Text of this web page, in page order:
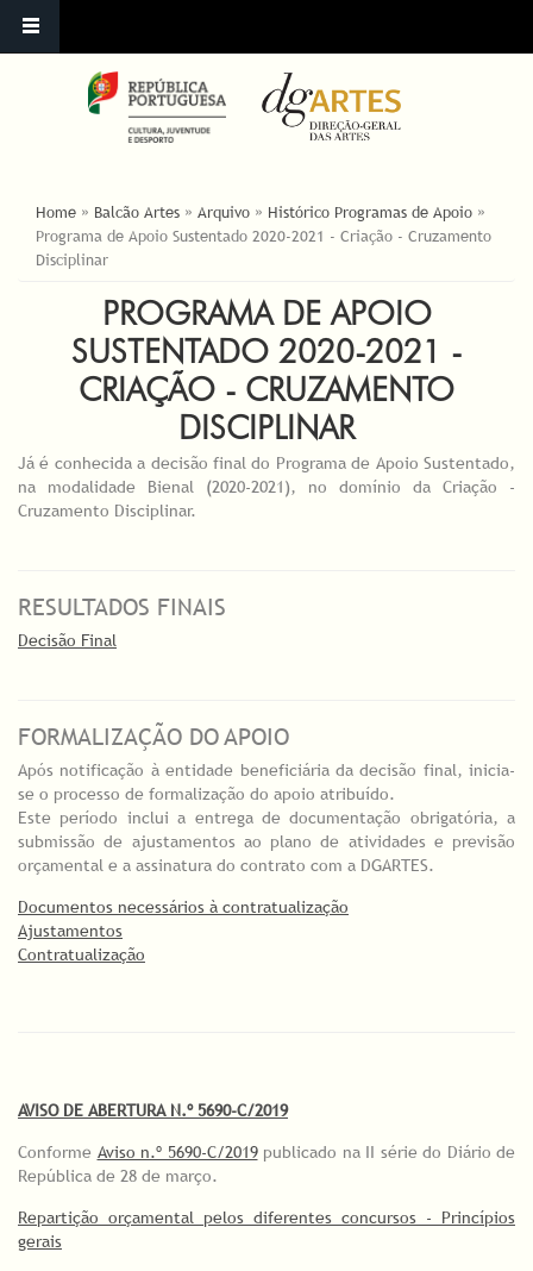
ESTÁ AQUI
Home » Balcão Artes » Arquivo » Histórico Programas de Apoio »
Programa de Apoio Sustentado 2020-2021 - Criação - Cruzamento
Disciplinar
PROGRAMA DE APOIO
SUSTENTADO 2020-2021 -
CRIAÇÃO - CRUZAMENTO
DISCIPLINAR
Já é conhecida a decisão final do Programa de Apoio Sustentado,
na modalidade Bienal (2020-2021), no domínio da Criação -
Cruzamento Disciplinar.
RESULTADOS FINAIS
Decisão Final
FORMALIZAÇÃO DO APOIO
Após notificação à entidade beneficiária da decisão final, inicia-
se o processo de formalização do apoio atribuído.
Este período inclui a entrega de documentação obrigatória, a
submissão de ajustamentos ao plano de atividades e previsão
orçamental e a assinatura do contrato com a DGARTES.
Documentos necessários à contratualização
Ajustamentos
Contratualização
AVISO DE ABERTURA N.º 5690-C/2019
Conforme Aviso n.º 5690-C/2019publicado na II série do Diário de
República de 28 de março.
Repartição orçamental pelos diferentes concursos - Princípios
gerais